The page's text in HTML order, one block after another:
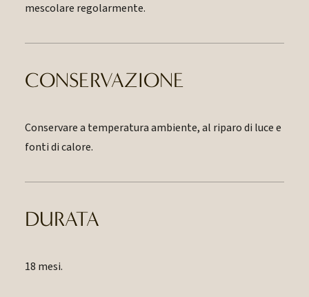
mescolare regolarmente.
CONSERVAZIONE
Conservare a temperatura ambiente, al riparo di luce e
fonti di calore.
DURATA
18 mesi.